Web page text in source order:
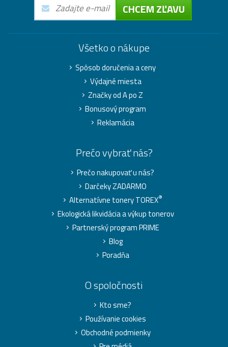
CHCEM ZĽAVU
Všetko o nákupe
Spôsob doručenia a ceny
Výdajné miesta
Značky od A po Z
Bonusový program
Reklamácia
Prečo vybrať nás?
Prečo nakupovať u nás?
Darčeky ZADARMO
Alternatívne tonery TOREX®
Ekologická likvidácia a výkup tonerov
Partnerský program PRIME
Blog
Poradňa
O spoločnosti
Kto sme?
Používanie cookies
Obchodné podmienky